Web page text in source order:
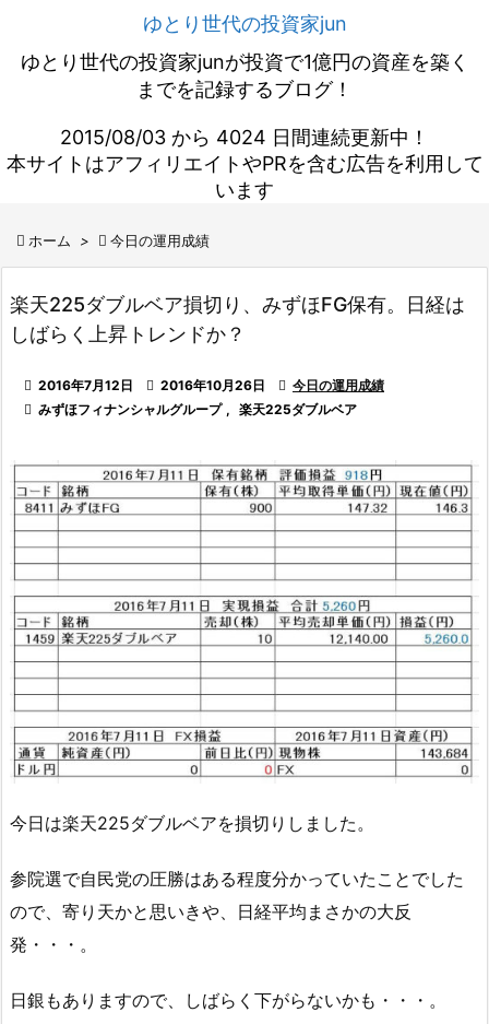
ゆとり世代の投資家jun
ゆとり世代の投資家junが投資で1億円の資産を築く
までを記録するブログ！
2015/08/03 から 4024 日間連続更新中！
本サイトはアフィリエイトやPRを含む広告を利用して
います
 ホーム >  今日の運用成績
楽天225ダブルベア損切り、みずほFG保有。日経は
しばらく上昇トレンドか？
 2016年7月12日  2016年10月26日  今日の運用成績
 みずほフィナンシャルグループ , 楽天225ダブルベア
今日は楽天225ダブルベアを損切りしました。
参院選で自民党の圧勝はある程度分かっていたことでした
ので、寄り天かと思いきや、日経平均まさかの大反
発・・・。
日銀もありますので、しばらく下がらないかも・・・。